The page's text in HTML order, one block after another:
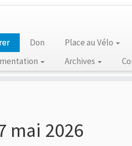
Don Place au Vélo
Archives
mai 2026